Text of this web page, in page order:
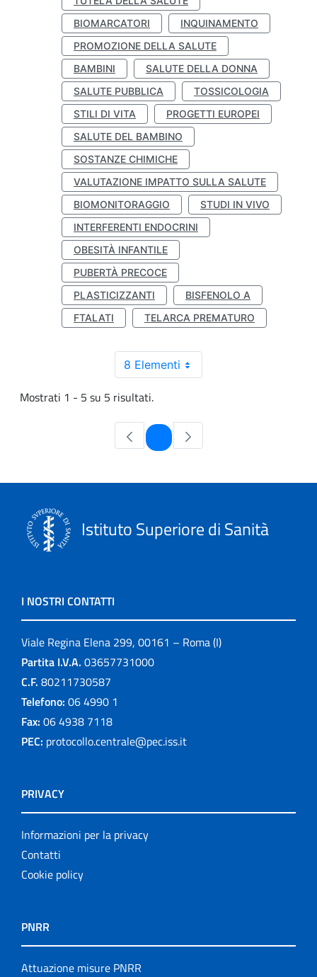
BIOMARCATORI
INQUINAMENTO
PROMOZIONE DELLA SALUTE
BAMBINI
SALUTE DELLA DONNA
SALUTE PUBBLICA
TOSSICOLOGIA
STILI DI VITA
PROGETTI EUROPEI
SALUTE DEL BAMBINO
SOSTANZE CHIMICHE
VALUTAZIONE IMPATTO SULLA SALUTE
BIOMONITORAGGIO
STUDI IN VIVO
INTERFERENTI ENDOCRINI
OBESITÀ INFANTILE
PUBERTÀ PRECOCE
PLASTICIZZANTI
BISFENOLO A
FTALATI
TELARCA PREMATURO
8 Elementi
Mostrati 1 - 5 su 5 risultati.
Pagina
Istituto Superiore di Sanità
I NOSTRI CONTATTI
Viale Regina Elena 299, 00161 – Roma (I)
Partita I.V.A. 03657731000
C.F. 80211730587
Telefono: 06 4990 1
Fax: 06 4938 7118
PEC: protocollo.centrale@pec.iss.it
PRIVACY
Informazioni per la privacy
Contatti
Cookie policy
PNRR
Attuazione misure PNRR